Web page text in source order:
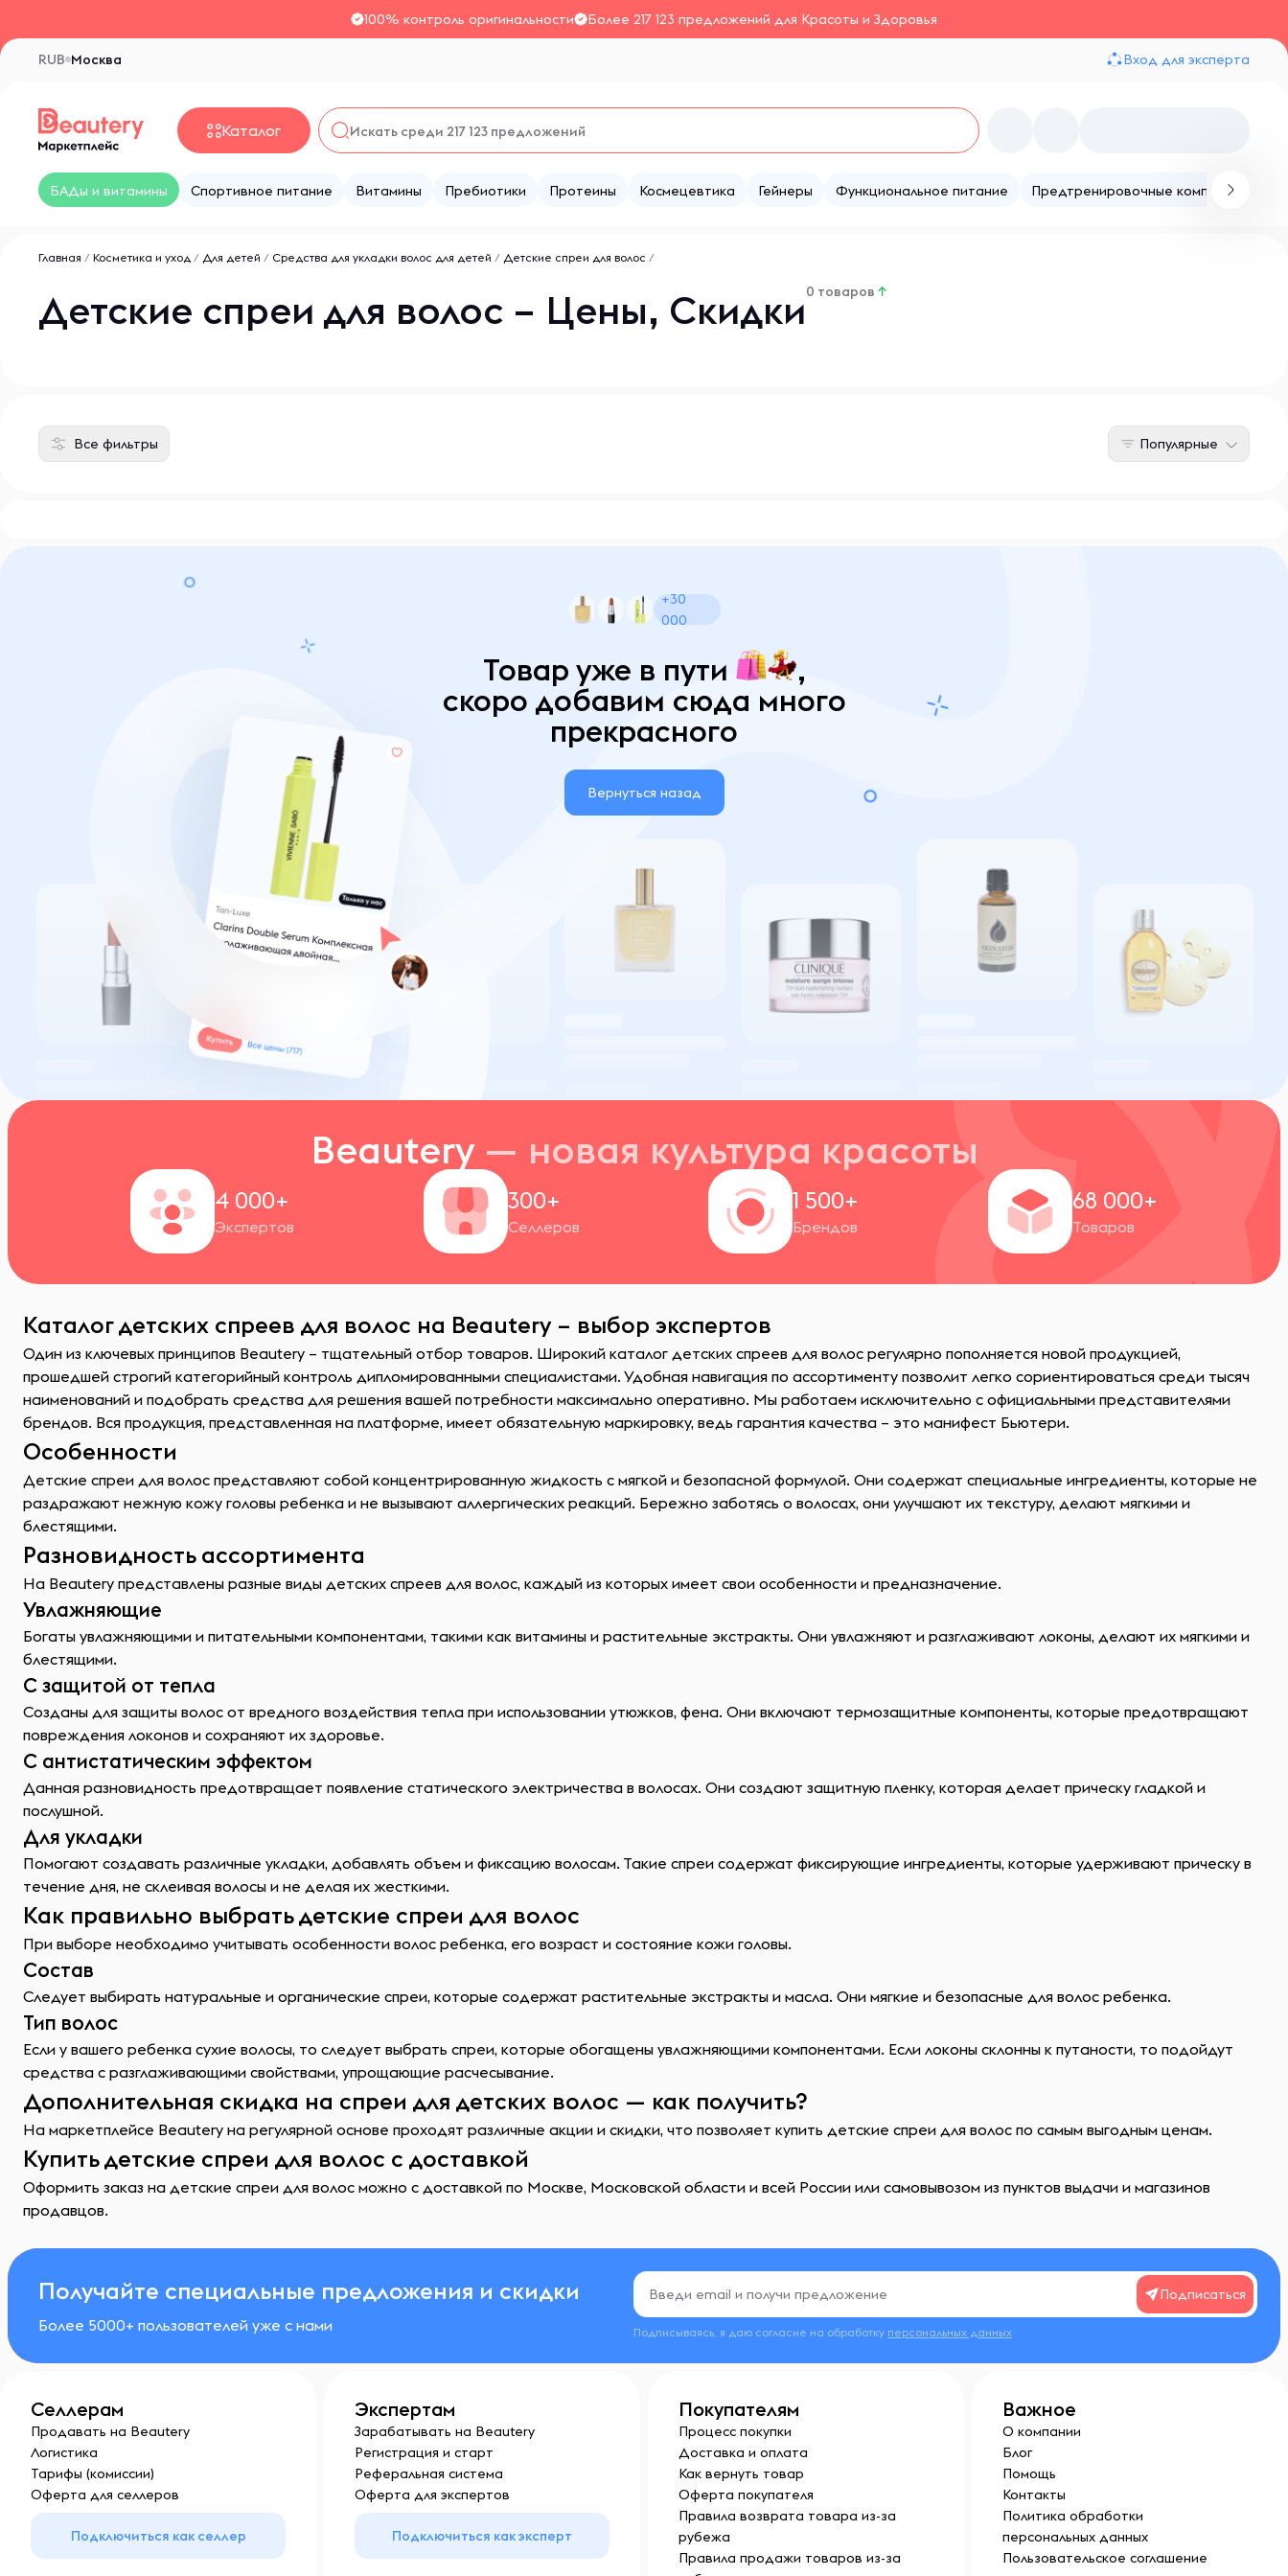
100% контроль оригинальности Более 217 123 предложений для Красоты и Здоровья
Москва
RUB Вход для эксперта
Каталог
БАДы и витамины Спортивное питание Витамины Пребиотики Протеины Космецевтика Гейнеры Функциональное питание Предтренировочные комплексы
Главная / Косметика и уход / Для детей / Средства для укладки волос для детей / Детские спреи для волос /
Детские спреи для волос – Цены, Скидки0 товаров ↑
Все фильтры Популярные
+30
000
Товар уже в пути ,
скоро добавим сюда много
прекрасного
Вернуться назад
Beautery — новая культура красоты
4 000+
Экспертов
300+
Селлеров
1 500+
Брендов
68 000+
Товаров
Каталог детских спреев для волос на Beautery – выбор экспертов
Один из ключевых принципов Beautery – тщательный отбор товаров. Широкий каталог детских спреев для волос регулярно пополняется новой продукцией,
прошедшей строгий категорийный контроль дипломированными специалистами. Удобная навигация по ассортименту позволит легко сориентироваться среди тысяч
наименований и подобрать средства для решения вашей потребности максимально оперативно. Мы работаем исключительно с официальными представителями
брендов. Вся продукция, представленная на платформе, имеет обязательную маркировку, ведь гарантия качества – это манифест Бьютери.
Особенности
Детские спреи для волос представляют собой концентрированную жидкость с мягкой и безопасной формулой. Они содержат специальные ингредиенты, которые не
раздражают нежную кожу головы ребенка и не вызывают аллергических реакций. Бережно заботясь о волосах, они улучшают их текстуру, делают мягкими и
блестящими.
Разновидность ассортимента
На Beautery представлены разные виды детских спреев для волос, каждый из которых имеет свои особенности и предназначение.
Увлажняющие
Богаты увлажняющими и питательными компонентами, такими как витамины и растительные экстракты. Они увлажняют и разглаживают локоны, делают их мягкими и
блестящими.
С защитой от тепла
Созданы для защиты волос от вредного воздействия тепла при использовании утюжков, фена. Они включают термозащитные компоненты, которые предотвращают
повреждения локонов и сохраняют их здоровье.
С антистатическим эффектом
Данная разновидность предотвращает появление статического электричества в волосах. Они создают защитную пленку, которая делает прическу гладкой и
послушной.
Для укладки
Помогают создавать различные укладки, добавлять объем и фиксацию волосам. Такие спреи содержат фиксирующие ингредиенты, которые удерживают прическу в
течение дня, не склеивая волосы и не делая их жесткими.
Как правильно выбрать детские спреи для волос
При выборе необходимо учитывать особенности волос ребенка, его возраст и состояние кожи головы.
Состав
Следует выбирать натуральные и органические спреи, которые содержат растительные экстракты и масла. Они мягкие и безопасные для волос ребенка.
Тип волос
Если у вашего ребенка сухие волосы, то следует выбрать спреи, которые обогащены увлажняющими компонентами. Если локоны склонны к путаности, то подойдут
средства с разглаживающими свойствами, упрощающие расчесывание.
Дополнительная скидка на спреи для детских волос — как получить?
На маркетплейсе Beautery на регулярной основе проходят различные акции и скидки, что позволяет купить детские спреи для волос по самым выгодным ценам.
Купить детские спреи для волос с доставкой
Оформить заказ на детские спреи для волос можно с доставкой по Москве, Московской области и всей России или самовывозом из пунктов выдачи и магазинов
продавцов.
Получайте специальные предложения и скидки
Более 5000+ пользователей уже с нами
Подписаться
Подписываясь, я даю согласие на обработку персональных данных
Селлерам
Продавать на Beautery
Логистика
Тарифы (комиссии)
Оферта для селлеров
Подключиться как селлер
Экспертам
Зарабатывать на Beautery
Регистрация и старт
Реферальная система
Оферта для экспертов
Подключиться как эксперт
Покупателям
Процесс покупки
Доставка и оплата
Как вернуть товар
Оферта покупателя
Правила возврата товара из-за
рубежа
Правила продажи товаров из-за
Важное
О компании
Блог
Помощь
Контакты
Политика обработки
персональных данных
Пользовательское соглашение